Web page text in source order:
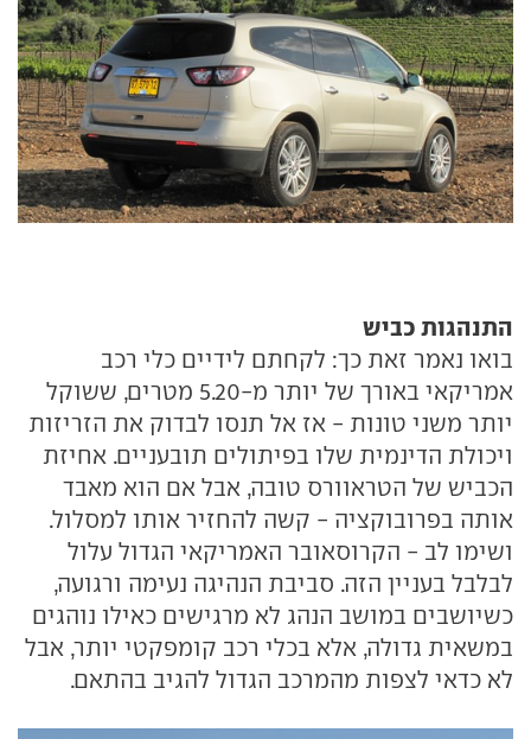
התנהגות כביש
בואו נאמר זאת כך: לקחתם לידיים כלי רכב
אמריקאי באורך של יותר מ-5.20 מטרים, ששוקל
יותר משני טונות - אז אל תנסו לבדוק את הזריזות
ויכולת הדינמית שלו בפיתולים תובעניים. אחיזת
הכביש של הטראוורס טובה, אבל אם הוא מאבד
אותה בפרובוקציה - קשה להחזיר אותו למסלול.
ושימו לב - הקרוסאובר האמריקאי הגדול עלול
לבלבל בעניין הזה. סביבת הנהיגה נעימה ורגועה,
כשיושבים במושב הנהג לא מרגישים כאילו נוהגים
במשאית גדולה, אלא בכלי רכב קומפקטי יותר, אבל
לא כדאי לצפות מהמרכב הגדול להגיב בהתאם.